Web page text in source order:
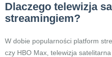
Dlaczego telewizja
streamingiem?
W dobie popularności platform
czy HBO Max, telewizja